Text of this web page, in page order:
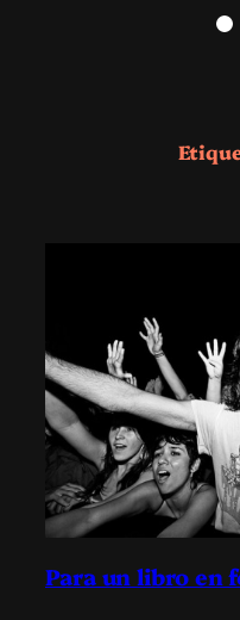
Para un libro en